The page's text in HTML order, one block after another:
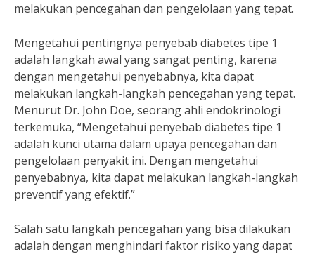
melakukan pencegahan dan pengelolaan yang tepat.
Mengetahui pentingnya penyebab diabetes tipe 1
adalah langkah awal yang sangat penting, karena
dengan mengetahui penyebabnya, kita dapat
melakukan langkah-langkah pencegahan yang tepat.
Menurut Dr. John Doe, seorang ahli endokrinologi
terkemuka, “Mengetahui penyebab diabetes tipe 1
adalah kunci utama dalam upaya pencegahan dan
pengelolaan penyakit ini. Dengan mengetahui
penyebabnya, kita dapat melakukan langkah-langkah
preventif yang efektif.”
Salah satu langkah pencegahan yang bisa dilakukan
adalah dengan menghindari faktor risiko yang dapat